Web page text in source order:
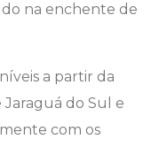
na enchente de
a partir da
Jaraguá do Sul e
com os